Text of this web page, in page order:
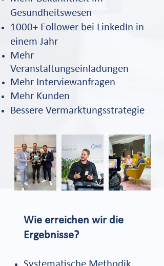
Gesundheitswesen
1000+ Follower bei LinkedIn in
einem Jahr
Mehr
Veranstaltungseinladungen
Mehr Interviewanfragen
Mehr Kunden
Bessere Vermarktungsstrategie
​Wie erreichen wir die
Ergebnisse?